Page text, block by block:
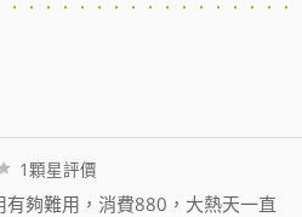
1顆星評價
有夠難用，消費880，大熱天一直